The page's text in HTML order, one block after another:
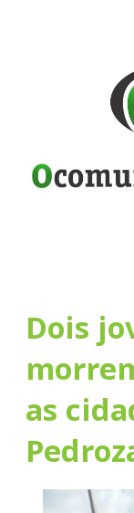
Dois
as